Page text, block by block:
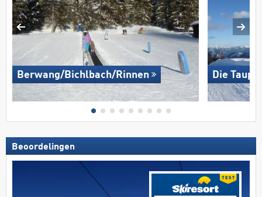
Berwang/​Bichlbach/​Rinnen Die
Beoordelingen